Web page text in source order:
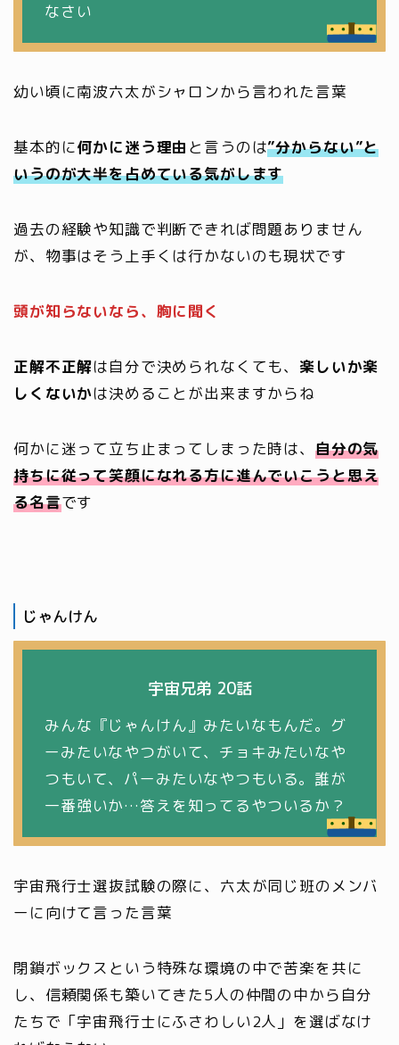
なさい
幼い頃に南波六太がシャロンから言われた言葉
基本的に何かに迷う理由 と言うのは”分からない”と
いうのが大半を占めている気がします
過去の経験や知識で判断できれば問題ありません
が、物事はそう上手くは行かないのも現状です
頭が知らないなら、胸に聞く
正解不正解は自分で決められなくても、楽しいか楽
しくないかは決めることが出来ますからね
何かに迷って立ち止まってしまった時は、 自分の気
持ちに従って笑顔になれる方に進んでいこうと思え
る名言です
じゃんけん
宇宙兄弟 20話
みんな『じゃんけん』みたいなもんだ。グ
ーみたいなやつがいて、チョキみたいなや
つもいて、パーみたいなやつもいる。誰が
一番強いか…答えを知ってるやついるか？
宇宙飛行士選抜試験の際に、六太が同じ班のメンバ
ーに向けて言った言葉
閉鎖ボックスという特殊な環境の中で苦楽を共に
し、信頼関係も築いてきた5人の仲間の中から自分
たちで「宇宙飛行士にふさわしい2人」を選ばなけ